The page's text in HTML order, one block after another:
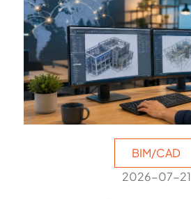
BIM/CAD
2026-07-21